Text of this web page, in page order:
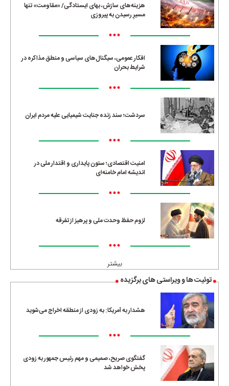
هزینه‌های سازش، بهای ایستادگی/ «مقاومت» تنها
مسیرِ رسیدن به پیروزی
•••
افکار عمومی، سیگنال‌های سیاسی و منطق مذاکره در
شرایط بحران
•••
سردشت؛ سند زنده جنایت شیمیایی علیه مردم ایران
•••
امنیت اقتصادی؛ ستون پایداری و اقتدار ملی در
اندیشه امام خامنه‌ای
•••
لزوم حفظ وحدت ملی و پرهیز از تفرقه
•••
بیشتر
توئیت ها و ویراستی های برگزیده
هشدار به آمریکا: به زودی از منطقه اخراج می‌شوید
•••
گفتگوی صریح، صمیمی و مهم رئیس جمهور به زودی
پخش خواهد شد